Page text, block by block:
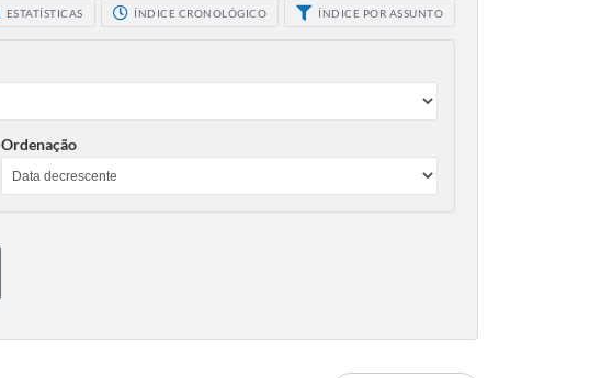
ESTATÍSTICAS ÍNDICE CRONOLÓGICO ÍNDICE POR ASSUNTO
Ordenação